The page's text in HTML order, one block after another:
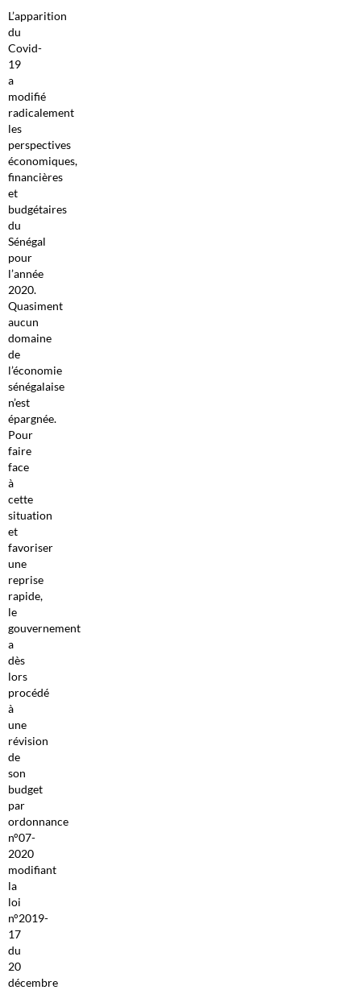
L’apparition
du
Covid-
19
a
modifié
radicalement
les
perspectives
économiques,
financières
et
budgétaires
du
Sénégal
pour
l’année
2020.
Quasiment
aucun
domaine
de
l’économie
sénégalaise
n’est
épargnée.
Pour
faire
face
à
cette
situation
et
favoriser
une
reprise
rapide,
le
gouvernement
a
dès
lors
procédé
à
une
révision
de
son
budget
par
ordonnance
n°07-
2020
modifiant
la
loi
n°2019-
17
du
20
décembre